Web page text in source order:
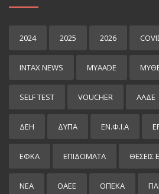
2024 2025 2026
INTAX NEWS MYAADE
SELF TEST VOUCHER ΑΑΔΕ
ΔΕΗ ΔΥΠΑ ΕΝ.Φ.Ι.Α
ΕΦΚΑ ΕΠΙΔΌΜΑΤΑ ΘΕΣΕΙΣ
ΝΕΑ ΟΑΕΕ ΟΠΕΚΑ